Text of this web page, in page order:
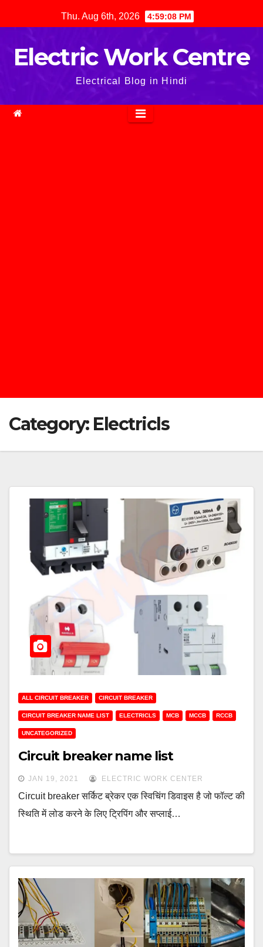
to
Thu. Aug 6th, 2026 4:59:10 PM
Electric Work Centre
Electrical Blog in Hindi
Category: Electricls
ALL CIRCUIT BREAKER CIRCUIT BREAKER
CIRCUIT BREAKER NAME LIST ELECTRICLS MCB MCCB RCCB
UNCATEGORIZED
Circuit breaker name list
JAN 19, 2021 ELECTRIC WORK CENTER
Circuit breaker सर्किट ब्रेकर एक स्विचिंग डिवाइस है जो फॉल्ट की
स्थिति में लोड करने के लिए ट्रिपिंग और सप्लाई…